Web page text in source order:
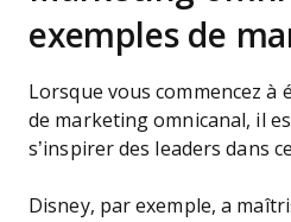
exemples de
Lorsque vous commencez
de marketing omnicanal, il
s’inspirer des leaders dans
Disney, par exemple, a